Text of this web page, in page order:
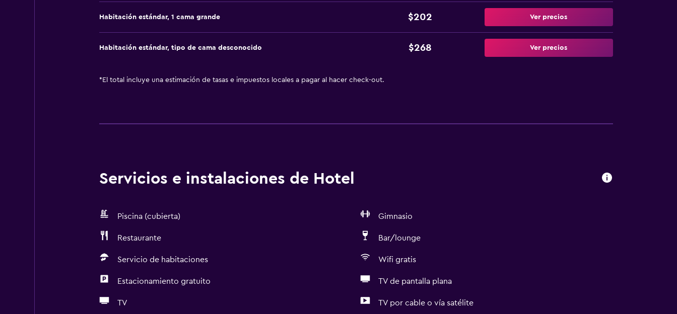
Habitación estándar, 1 cama grande $202 Ver precios
Habitación estándar, tipo de cama desconocido $268 Ver precios
* El total incluye una estimación de tasas e impuestos locales a pagar al hacer check-out.
Servicios e instalaciones de Hotel
Piscina (cubierta) Gimnasio
Restaurante Bar/lounge
Servicio de habitaciones Wifi gratis
Estacionamiento gratuito TV de pantalla plana
TV TV por cable o vía satélite